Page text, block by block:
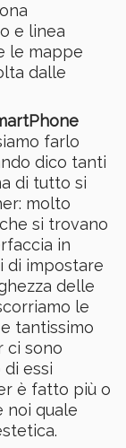
e linea
le mappe
dalle
farlo
dico tanti
di tutto si
molto
si trovano
in
di impostare
delle
le
tantissimo
ci sono
essi
è fatto più o
noi quale